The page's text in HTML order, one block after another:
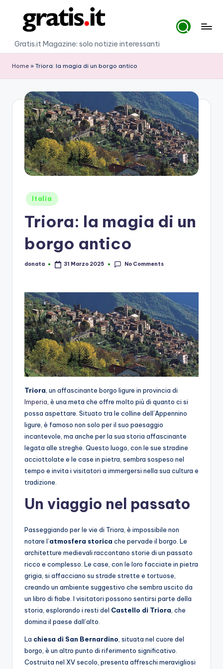
content
G
r
a
Gratis.it Magazine: solo notizie interessanti
Home » Triora: la magia di un borgo antico
Posted
in
Italia
Triora: la magia di un
borgo antico
Posted
donata 31 Marzo 2025 No Comments
Triora , un affascinante borgo ligure in provincia di
Imperia , è una meta che offre molto più di quanto ci si
possa aspettare. Situato tra le colline dell’Appennino
ligure, è famoso non solo per il suo paesaggio
incantevole, ma anche per la sua storia affascinante
legata alle streghe. Questo luogo, con le sue stradine
acciottolate e le case in pietra, sembra sospeso nel
tempo e invita i visitatori a immergersi nella sua cultura e
tradizione.
Un viaggio nel passato
Passeggiando per le vie di Triora, è impossibile non
notare l’atmosfera storica che pervade il borgo. Le
architetture medievali raccontano storie di un passato
ricco e complesso. Le case, con le loro facciate in pietra
grigia, si affacciano su strade strette e tortuose,
creando un ambiente suggestivo che sembra uscito da
un libro di fiabe. I visitatori possono sentirsi parte della
storia, esplorando i resti del Castello di Triora , che
domina il paese dall’alto.
La chiesa di San Bernardino , situata nel cuore del
borgo, è un altro punto di riferimento significativo.
Costruita nel XV secolo, presenta affreschi meravigliosi